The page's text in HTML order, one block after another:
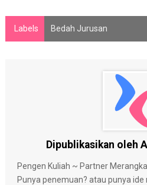
Labels Bedah Jurusan
Dipublikasikan oleh
Pengen Kuliah ~ Partner
Punya penemuan? atau punya